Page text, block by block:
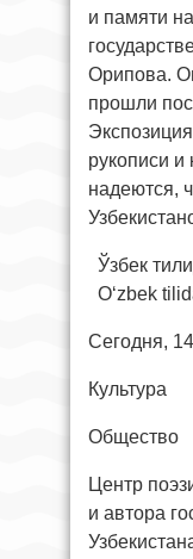
и памяти
Орипова.
прошли
рукописи и
надеются,
Ўзбек
O‘zbek
Сегодня,
Культура
Общество
Центр
и автора